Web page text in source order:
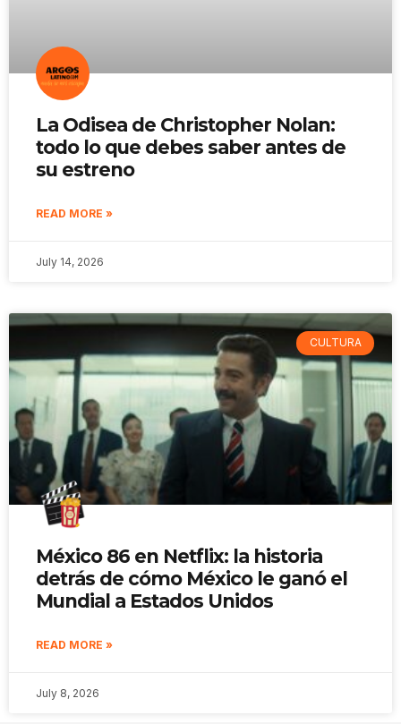
La Odisea de Christopher Nolan:
todo lo que debes saber antes de
su estreno
READ MORE »
July 14, 2026
CULTURA
México 86 en Netflix: la historia
detrás de cómo México le ganó el
Mundial a Estados Unidos
READ MORE »
July 8, 2026